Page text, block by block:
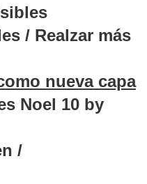
/ Realzar más
nueva capa
Noel 10 by
/